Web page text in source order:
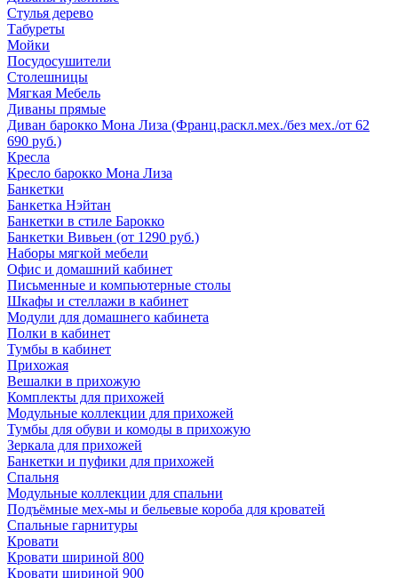
Стулья дерево
Табуреты
Мойки
Посудосушители
Столешницы
Мягкая Мебель
Диваны прямые
Диван барокко Мона Лиза (Франц.раскл.мех./без мех./от 62
690 руб.)
Кресла
Кресло барокко Мона Лиза
Банкетки
Банкетка Нэйтан
Банкетки в стиле Барокко
Банкетки Вивьен (от 1290 руб.)
Наборы мягкой мебели
Офис и домашний кабинет
Письменные и компьютерные столы
Шкафы и стеллажи в кабинет
Модули для домашнего кабинета
Полки в кабинет
Тумбы в кабинет
Прихожая
Вешалки в прихожую
Комплекты для прихожей
Модульные коллекции для прихожей
Тумбы для обуви и комоды в прихожую
Зеркала для прихожей
Банкетки и пуфики для прихожей
Спальня
Модульные коллекции для спальни
Подъёмные мех-мы и бельевые короба для кроватей
Спальные гарнитуры
Кровати
Кровати шириной 800
Кровати шириной 900